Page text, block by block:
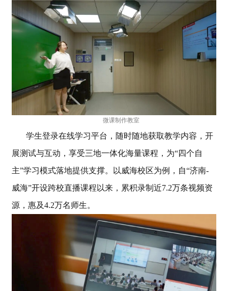
微课制作教室
学生登录在线学习平台，随时随地获取教学内容，开
展测试与互动，享受三地一体化海量课程，为“四个自
主”学习模式落地提供支撑。以威海校区为例，自“济南-
威海”开设跨校直播课程以来，累积录制近7.2万条视频资
源，惠及4.2万名师生。